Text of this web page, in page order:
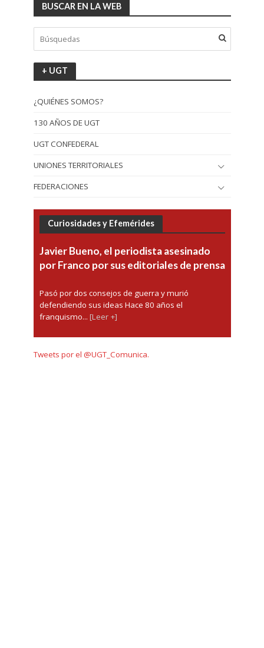
BUSCAR EN LA WEB
+ UGT
¿QUIÉNES SOMOS?
130 AÑOS DE UGT
UGT CONFEDERAL
UNIONES TERRITORIALES
FEDERACIONES
Curiosidades y Efemérides
Javier Bueno, el periodista asesinado
por Franco por sus editoriales de prensa
Pasó por dos consejos de guerra y murió
defendiendo sus ideas Hace 80 años el
franquismo... [Leer +]
Tweets por el @UGT_Comunica.